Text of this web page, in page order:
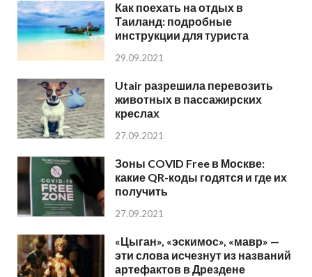
Как поехать на отдых в
Таиланд: подробные
инструкции для туриста
29.09.2021
Utair разрешила перевозить
животных в пассажирских
креслах
27.09.2021
Зоны COVID Free в Москве:
какие QR-коды годятся и где их
получить
27.09.2021
«Цыган», «эскимос», «мавр» —
эти слова исчезнут из названий
артефактов в Дрездене